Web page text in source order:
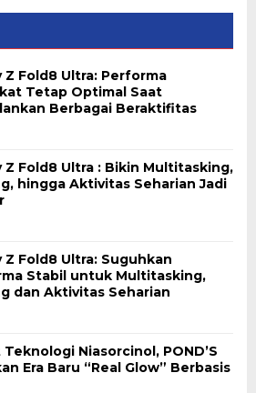
Z Fold8 Ultra: Performa
Tetap Optimal Saat
Berbagai Beraktifitas
Z Fold8 Ultra : Bikin Multitasking,
hingga Aktivitas Seharian Jadi
Z Fold8 Ultra: Suguhkan
Stabil untuk Multitasking,
dan Aktivitas Seharian
Niasorcinol, POND’S
Era Baru “Real Glow” Berbasis